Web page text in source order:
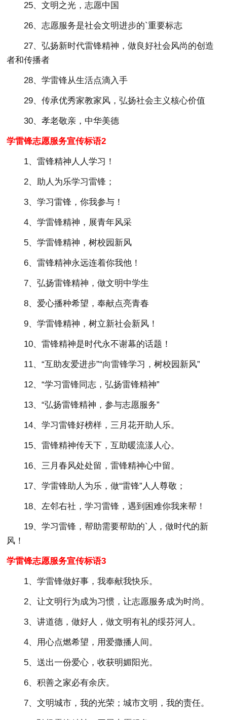
25、文明之光，志愿中国
26、志愿服务是社会文明进步的`重要标志
27、弘扬新时代雷锋精神，做良好社会风尚的创造
者和传播者
28、学雷锋从生活点滴入手
29、传承优秀家教家风，弘扬社会主义核心价值
30、孝老敬亲，中华美德
学雷锋志愿服务宣传标语2
1、雷锋精神人人学习！
2、助人为乐学习雷锋；
3、学习雷锋，你我参与！
4、学雷锋精神，展青年风采
5、学雷锋精神，树校园新风
6、雷锋精神永远连着你我他！
7、弘扬雷锋精神，做文明中学生
8、爱心播种希望，奉献点亮青春
9、学雷锋精神，树立新社会新风！
10、雷锋精神是时代永不谢幕的话题！
11、“互助友爱进步”“向雷锋学习，树校园新风”
12、“学习雷锋同志，弘扬雷锋精神”
13、“弘扬雷锋精神，参与志愿服务”
14、学习雷锋好榜样，三月花开助人乐。
15、雷锋精神传天下，互助暖流漾人心。
16、三月春风处处留，雷锋精神心中留。
17、学雷锋助人为乐，做“雷锋”人人尊敬；
18、左邻右社，学习雷锋，遇到困难你我来帮！
19、学习雷锋，帮助需要帮助的`人，做时代的新
风！
学雷锋志愿服务宣传标语3
1、学雷锋做好事，我奉献我快乐。
2、让文明行为成为习惯，让志愿服务成为时尚。
3、讲道德，做好人，做文明有礼的绥芬河人。
4、用心点燃希望，用爱撒播人间。
5、送出一份爱心，收获明媚阳光。
6、积善之家必有余庆。
7、文明城市，我的光荣；城市文明，我的责任。